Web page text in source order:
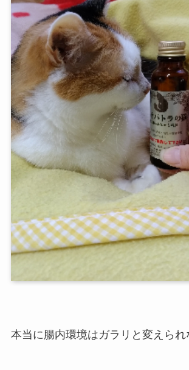
本当に腸内環境はガラリと変えられ